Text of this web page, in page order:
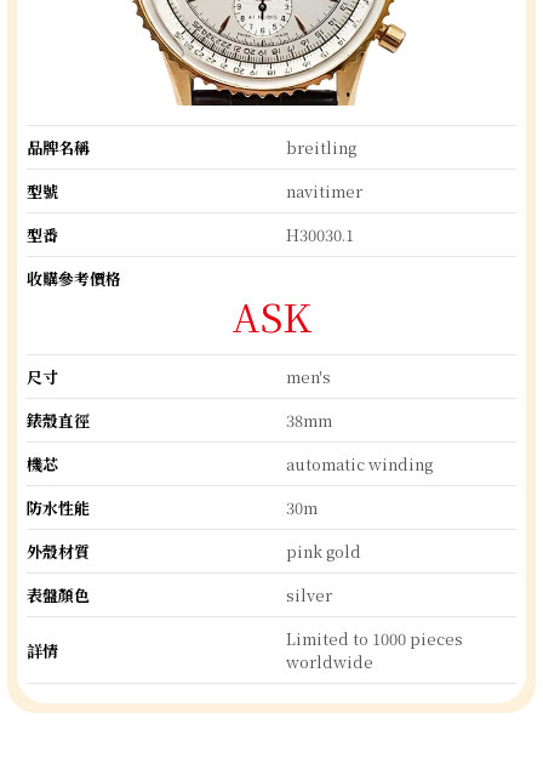
品牌名稱
breitling
型號
navitimer
型番
H30030.1
收購參考價格
ASK
尺寸
men's
錶殼直徑
38mm
機芯
automatic winding
防水性能
30m
外殼材質
pink gold
表盤顏色
silver
詳情
Limited to 1000 pieces
worldwide